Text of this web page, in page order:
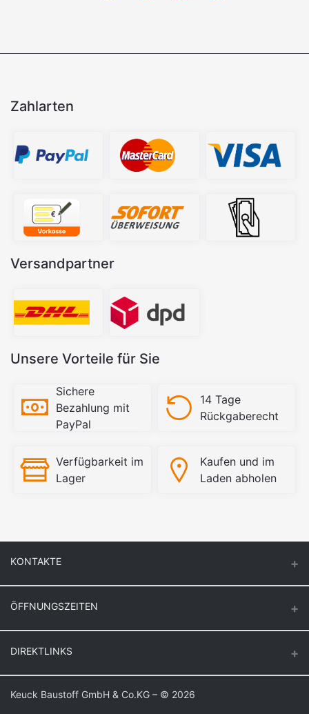
Zahlarten
Versandpartner
Unsere Vorteile für Sie
Sichere
Bezahlung mit
PayPal
14 Tage
Rückgaberecht
Verfügbarkeit im
Lager
Kaufen und im
Laden abholen
KONTAKTE
47918 Tönisvorst
Auf Google Maps anzeigen
ÖFFNUNGSZEITEN
Montag – Donnerstag
6:30 – 16:00
DIREKTLINKS
Login
Keuck Baustoff GmbH & Co.KG – © 2026